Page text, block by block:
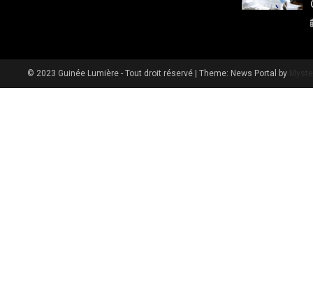
© 2023 Guinée Lumière - Tout droit réservé |Theme: News Portal by